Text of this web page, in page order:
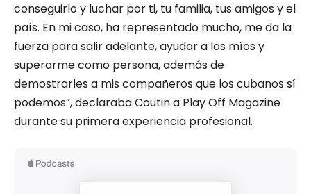
conseguirlo y luchar por ti, tu familia, tus amigos y el
país. En mi caso, ha representado mucho, me da la
fuerza para salir adelante, ayudar a los míos y
superarme como persona, además de
demostrarles a mis compañeros que los cubanos sí
podemos”, declaraba Coutin a Play Off Magazine
durante su primera experiencia profesional.